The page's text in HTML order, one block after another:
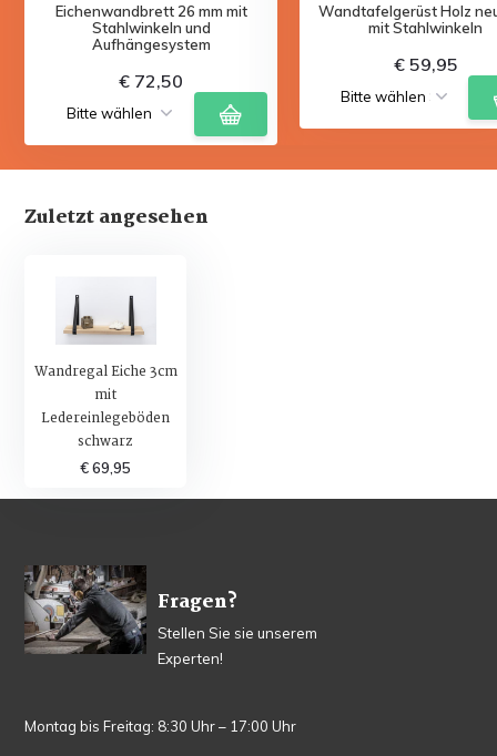
Eichenwandbrett 26 mm mit
Stahlwinkeln und
Aufhängesystem
€ 72,50
Wandtafelgerüst Holz
mit Stahlwinkeln
€ 59,95
Zuletzt angesehen
Wandregal Eiche 3cm
mit
Ledereinlegeböden
schwarz
€ 69,95
Fragen?
Stellen Sie sie unserem
Experten!
Montag bis Freitag: 8:30 Uhr – 17:00 Uhr